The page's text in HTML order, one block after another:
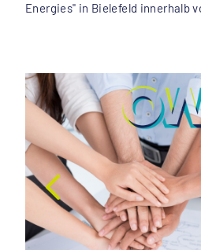
Energies" in Bielefeld innerhalb